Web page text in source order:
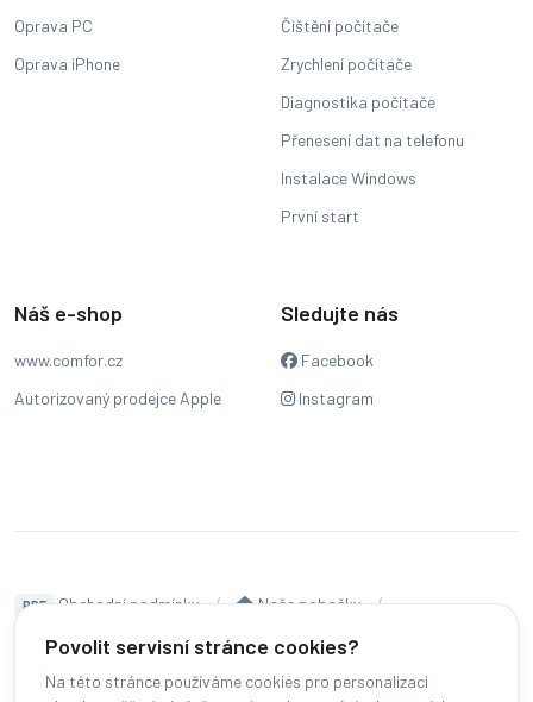
Povolit servisní stránce cookies?
Na této stránce používáme cookies pro personalizaci
Oprava PC
Oprava iPhone
Čištění počítače
Zrychlení počítače
Diagnostika počítače
Přenesení dat na telefonu
Instalace Windows
První start
Náš e-shop
www.comfor.cz
Autorizovaný prodejce Apple
Sledujte nás
Facebook
Instagram
PDF Obchodní podmínky
Naše pobočky
Čeština